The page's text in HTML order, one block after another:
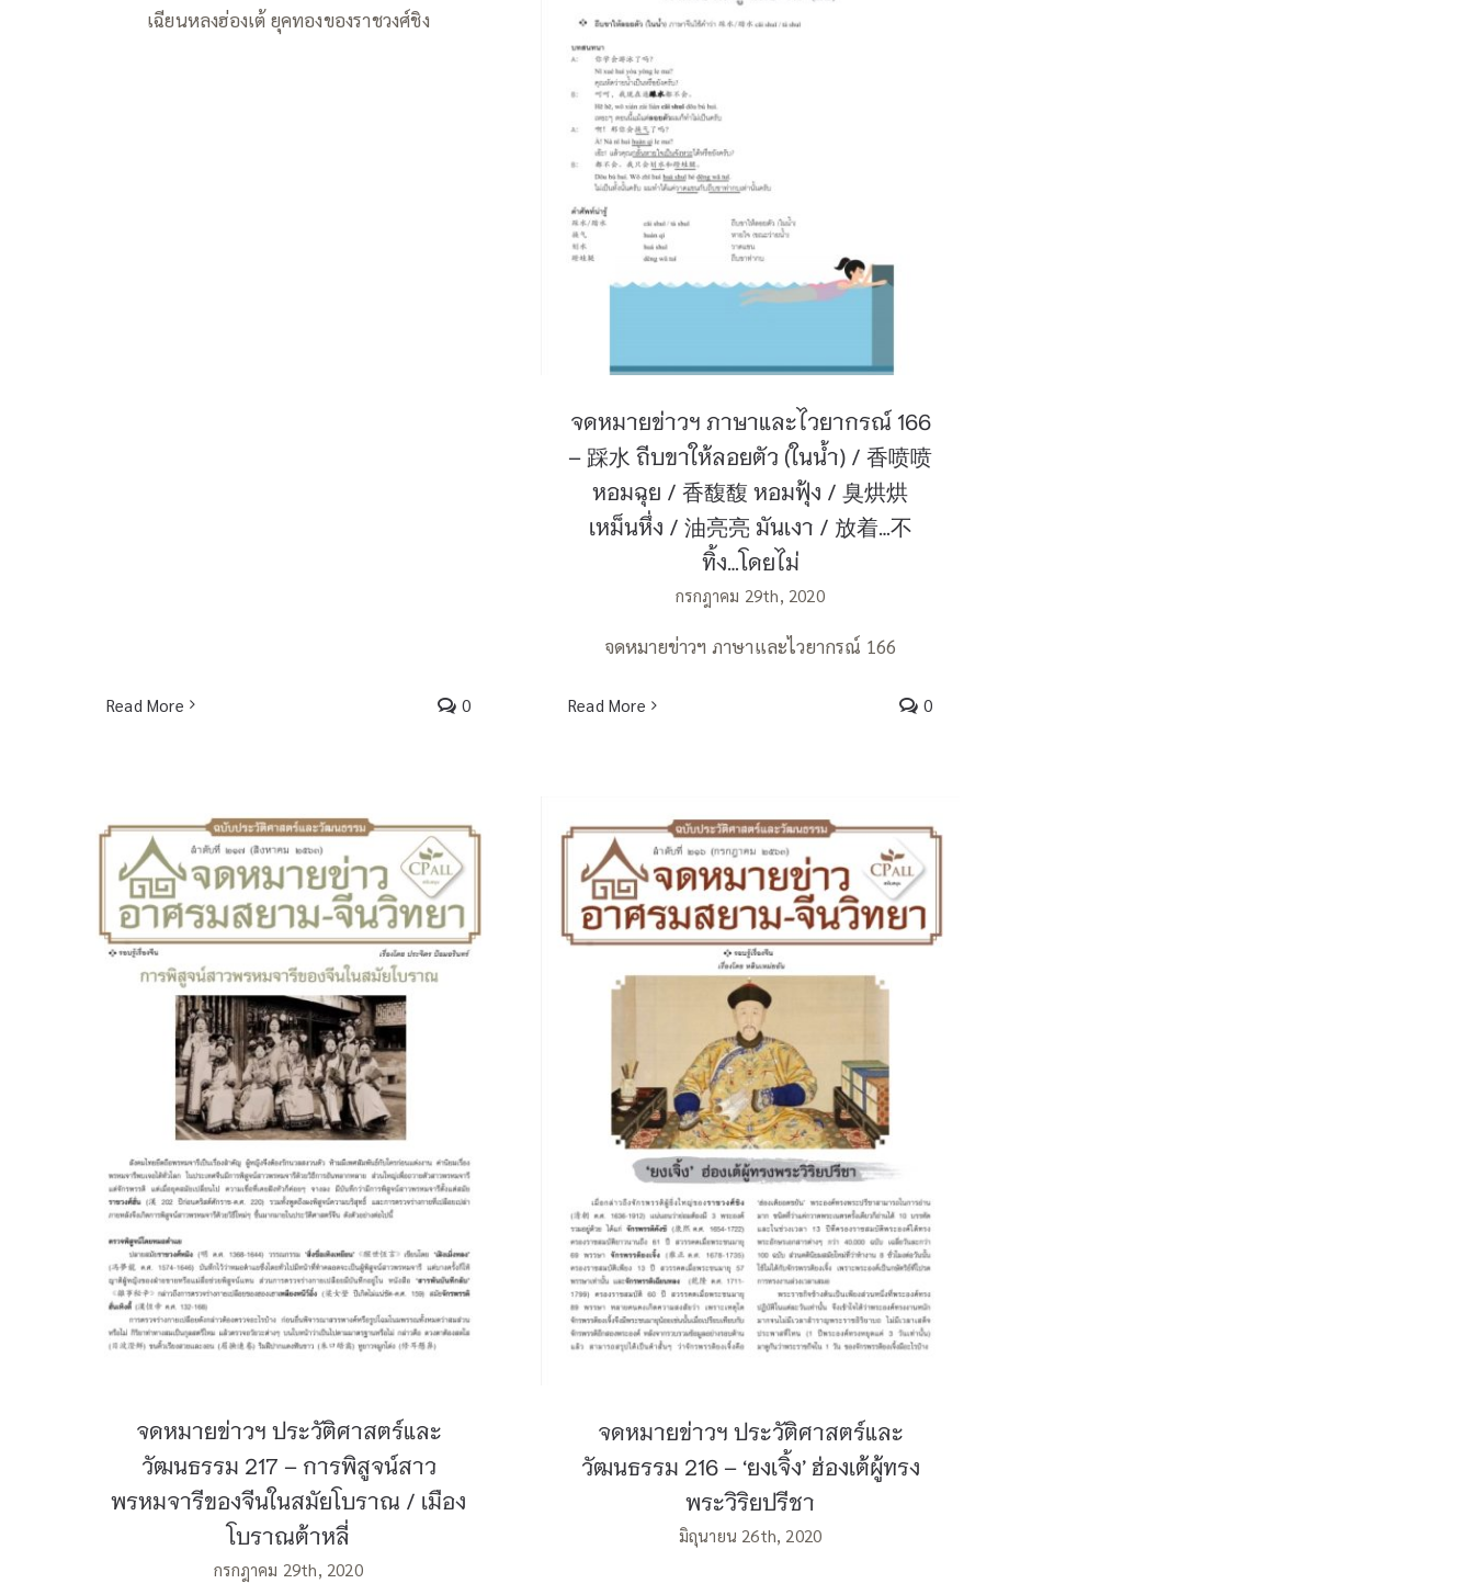
เฉียนหลงฮ่องเต้ ยุคทองของราชวงศ์ชิง
Read More 0
จดหมายข่าวฯ ภาษาและไวยากรณ์ 166 –
踩水 ถีบขาให้ลอยตัว (ในน้ำ) / 香喷喷
หอมฉุย / 香馥馥 หอมฟุ้ง / 臭烘烘 เหม็น
หึ่ง / 油亮亮 มันเงา / 放着…不 ทิ้ง…โดยไม่
จดหมายข่าวฯ ภาษาและไวยากรณ์ 166
– 踩水 ถีบขาให้ลอยตัว (ในน้ำ) / 香喷喷
หอมฉุย / 香馥馥 หอมฟุ้ง / 臭烘烘
เหม็นหึ่ง / 油亮亮 มันเงา / 放着…不
ทิ้ง…โดยไม่
กรกฎาคม 29th, 2020
จดหมายข่าวฯ ภาษาและไวยากรณ์ 166
Read More 0
จดหมายข่าวฯ ประวัติศาสตร์และ
วัฒนธรรม 217 – การพิสูจน์สาว
พรหมจารีของจีนในสมัยโบราณ / เมืองโบ
ราณต้าหลี่
จดหมายข่าวฯ ประวัติศาสตร์และ
วัฒนธรรม 217 – การพิสูจน์สาว
พรหมจารีของจีนในสมัยโบราณ / เมือง
โบราณต้าหลี่
กรกฎาคม 29th, 2020
จดหมายข่าวฯ ประวัติศาสตร์และ
วัฒนธรรม 216 – ‘ยงเจิ้ง’ ฮ่องเต้ผู้ทรงพระ
วิริยปรีชา
จดหมายข่าวฯ ประวัติศาสตร์และ
วัฒนธรรม 216 – ‘ยงเจิ้ง’ ฮ่องเต้ผู้ทรง
พระวิริยปรีชา
มิถุนายน 26th, 2020